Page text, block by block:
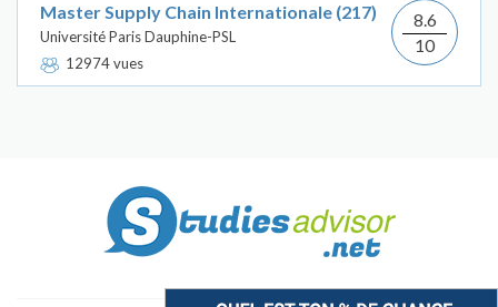
Master Supply Chain Internationale (217)
Université Paris Dauphine-PSL
12974 vues
8.6
10